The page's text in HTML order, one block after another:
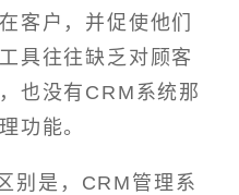
客户，并促使他们
具往往缺乏对顾客
也没有CRM系统那
功能。
别是，CRM管理系